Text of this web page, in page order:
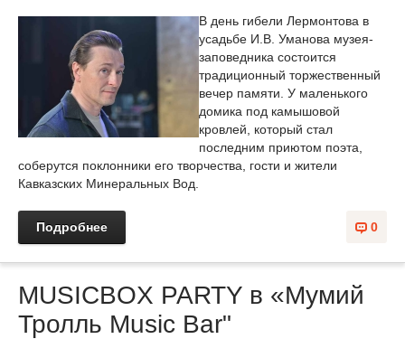
В день гибели Лермонтова в
усадьбе И.В. Уманова музея-
заповедника состоится
традиционный торжественный
вечер памяти. У маленького
домика под камышовой
кровлей, который стал
последним приютом поэта,
соберутся поклонники его творчества, гости и жители
Кавказских Минеральных Вод.
0
Подробнее
MUSICBOX PARTY в «Мумий
Тролль Music Bar"